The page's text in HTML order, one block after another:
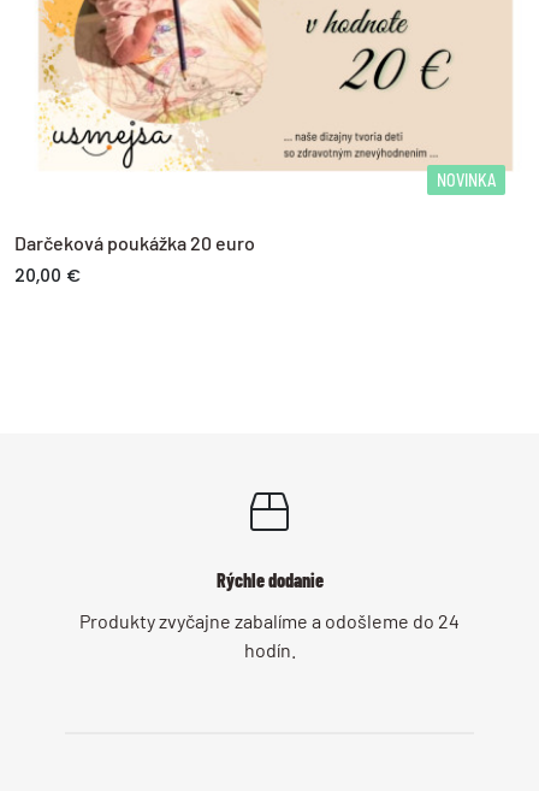
NOVINKA
Darčeková poukážka 20 euro
20,00 €
Rýchle dodanie
Produkty zvyčajne zabalíme a odošleme do 24
hodín.